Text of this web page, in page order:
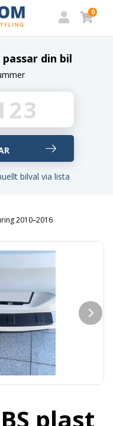
0
din bil
bilval via lista
2010–2016
plast